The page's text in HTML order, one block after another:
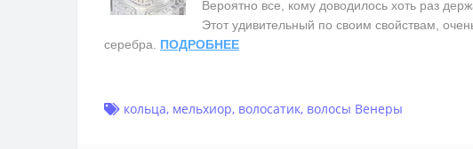
Вероятно все, кому доводилось хоть раз
Этот удивительный по своим свойствам,
серебра. ПОДРОБНЕЕ
кольца, мельхиор, волосатик, волосы Венеры